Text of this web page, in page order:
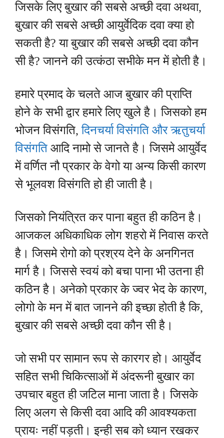
जिसके लिए बुखार की सबसे अच्छी दवा अथवा,
बुखार की सबसे अच्छी आयुर्वेदिक दवाक्या हो
सकती है? या बुखार की सबसे अच्छी दवा कौन
सी है? जानने की उत्कंठा सभीके मन में होती है।
हमारे प्रमाद के चलते आज बुखार की प्राप्ति
होने के सभी द्वार हमारे लिए खुले है। जिसको हम
भोजन विसंगति,दिनचर्या विसंगति और ऋतुचर्या
विसंगति आदि नामो से जानते है। जिसमे आयुर्वेद
में वर्णित नौ प्रकार के वेगो या अन्य किसी कारण
से भूलवश विसंगति हो ही जाती है।
जिसको नियंत्रित कर पाना बहुत ही कठिन है।
आजकल अधिकाधिक लोग शहरो में निवास करते
है। जिसमे रोगो को प्रश्रय देने के अनगिनत
मार्ग है। जिससे स्वयं को बचा पाना भी उतना ही
कठिन है। अनेको प्रकार के ज्वर भेद के कारण,
लोगो के मन में बात जानने की इच्छा होती है कि,
बुखार की सबसे अच्छी दवा कौन सी है।
जो सभी पर सामान रूप से कारगर हो। आयुर्वेद
सहित सभी चिकित्साओं में अंदरूनी बुखार का
उपचार बहुत ही जटिल माना जाता है। जिसके
लिए अलग से किसी दवा आदि की आवश्यकता
प्रायः नहीं पड़ती। इन्ही सब को ध्यान रखकर